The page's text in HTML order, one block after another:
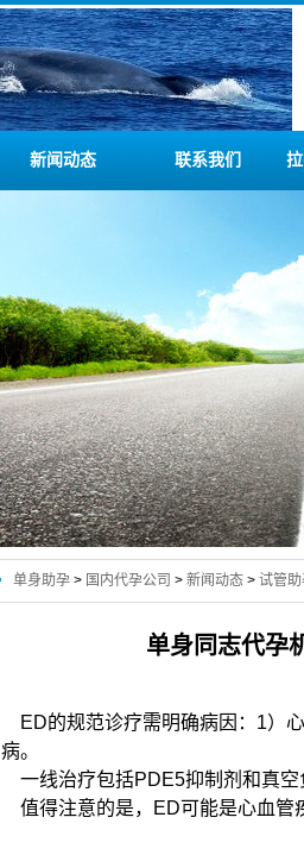
新闻动态 联系我们
单身助孕 > 国内代孕公司 > 新闻动态 > 试管
单身同志代孕
ED的规范诊疗需明确病因：1）
病。
一线治疗包括PDE5抑制剂和真空
值得注意的是，ED可能是心血管